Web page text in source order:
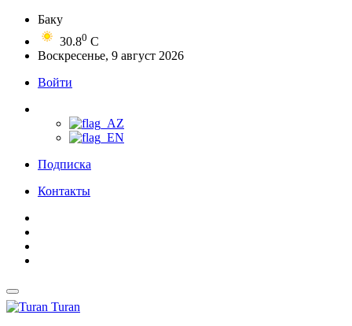
Баку
30.80 C
Воскресенье, 9 август 2026
Войти
Подписка
Контакты
Turan